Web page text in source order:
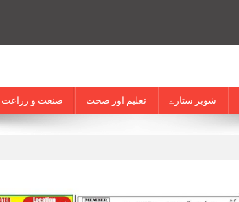
صنعت و زراعت تعلیم اور صحت شوبز ستارے